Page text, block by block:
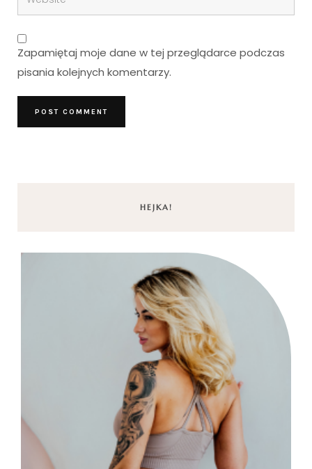
Zapamiętaj moje dane w tej przeglądarce podczas
pisania kolejnych komentarzy.
HEJKA!